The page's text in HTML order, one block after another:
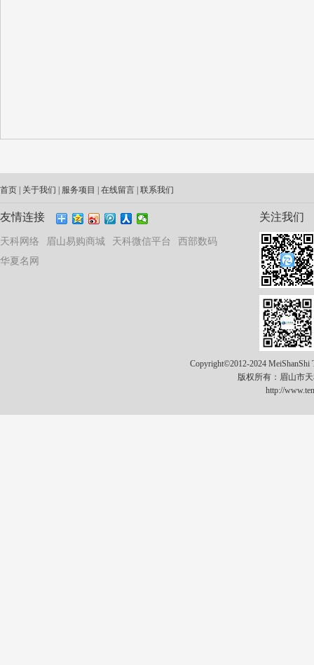
首页 关于我们 服务项目 在线留言 联系我们
友情连接
天科网络 眉山易购商城 天科微信平台
西部数码
华夏名网
关注我们
Copyright©2012-2024 MeiShanShi
版权所有：眉山市
http://